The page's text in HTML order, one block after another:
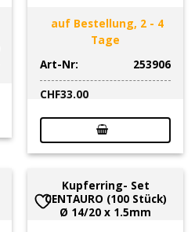
auf Bestellung, 2 - 4
Tage
Art-Nr:
253906
CHF33.00
Kupferring- Set
CENTAURO (100 Stück)
Ø 14/20 x 1.5mm